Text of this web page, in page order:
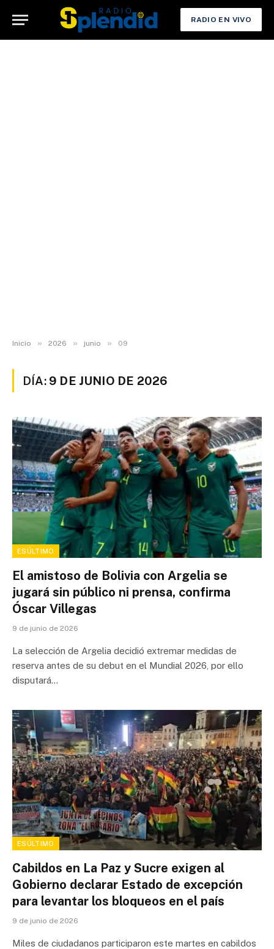
RADIO EN VIVO
Inicio » 2026 » junio » 09
DÍA: 9 DE JUNIO DE 2026
ESÚLTIMO
El amistoso de Bolivia con Argelia se
jugará sin público ni prensa, confirma
Óscar Villegas
9 de junio de 2026
La selección de Argelia decidió extremar medidas de
reserva antes de su debut en el Mundial 2026, por ello
disputará…
ESÚLTIMO
Cabildos en La Paz y Sucre exigen al
Gobierno declarar Estado de excepción
para levantar los bloqueos en el país
9 de junio de 2026
Miles de ciudadanos participaron este martes en cabildos